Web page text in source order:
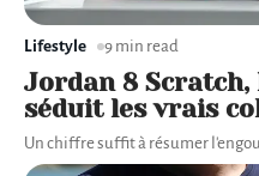
Jordan 8
séduit les vrais
Un chiffre suffit à résumer
Lifestyle 9 min read